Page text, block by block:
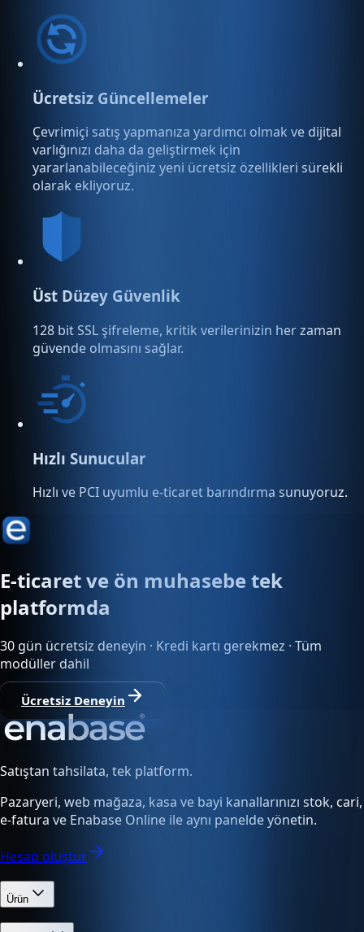
Ücretsiz Güncellemeler
Çevrimiçi satış yapmanıza yardımcı olmak ve dijital
varlığınızı daha da geliştirmek için
yararlanabileceğiniz yeni ücretsiz özellikleri sürekli
olarak ekliyoruz.
Üst Düzey Güvenlik
128 bit SSL şifreleme, kritik verilerinizin her zaman
güvende olmasını sağlar.
Hızlı Sunucular
Hızlı ve PCI uyumlu e-ticaret barındırma sunuyoruz.
E-ticaret ve ön muhasebe tek
platformda
30 gün ücretsiz deneyin · Kredi kartı gerekmez · Tüm
modüller dahil
Ücretsiz Deneyin
Satıştan tahsilata, tek platform.
Pazaryeri, web mağaza, kasa ve bayi kanallarınızı stok, cari,
e-fatura ve Enabase Online ile aynı panelde yönetin.
Hesap oluştur
Ürün